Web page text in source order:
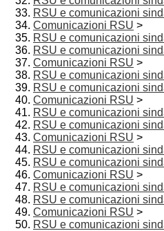
RSU e comunicazioni
Comunicazioni RSU >
RSU e comunicazioni
RSU e comunicazioni
Comunicazioni RSU >
RSU e comunicazioni
RSU e comunicazioni
Comunicazioni RSU >
RSU e comunicazioni
RSU e comunicazioni
Comunicazioni RSU >
RSU e comunicazioni
RSU e comunicazioni
Comunicazioni RSU >
RSU e comunicazioni
RSU e comunicazioni
Comunicazioni RSU >
RSU e comunicazioni